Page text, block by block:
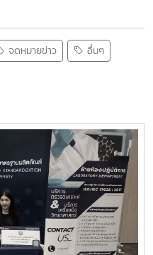
จดหมายข่าว อื่นๆ